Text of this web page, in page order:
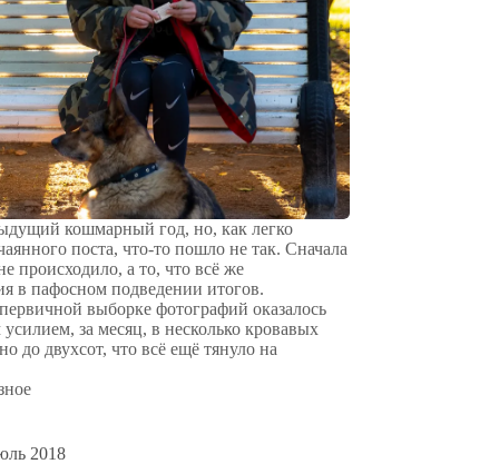
кошмарный год, но, как легко
поста, что-то пошло не так. Сначала
происходило, а то, что всё же
в пафосном подведении итогов.
выборке фотографий оказалось
за месяц, в несколько кровавых
до двухсот, что всё ещё тянуло на
2018